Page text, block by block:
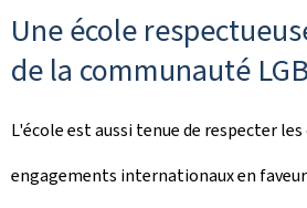
Une école
de la communauté
L'école est aussi tenue de respecter
engagements internationaux en